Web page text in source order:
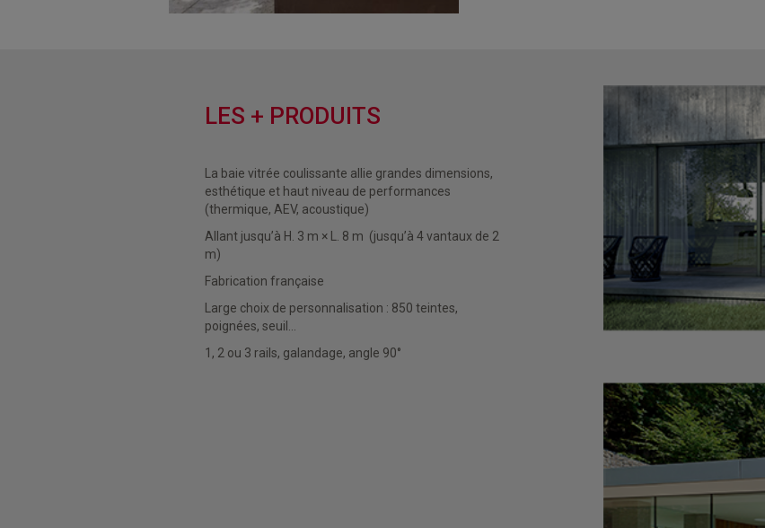
LES + PRODUITS
esthétique et haut niveau de performances
(thermique, AEV, acoustique)
Allant jusqu’à H. 3 m × L. 8 m (jusqu’à 4 vantaux de 2
m)
Fabrication française
poignées, seuil…
1, 2 ou 3 rails, galandage, angle 90°